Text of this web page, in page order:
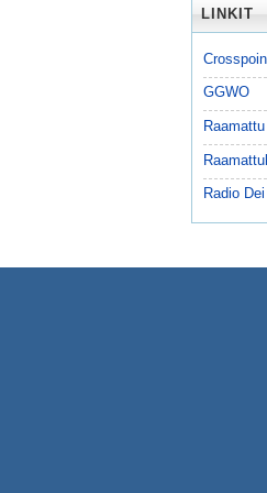
LINKIT
GGWO
Radio Dei